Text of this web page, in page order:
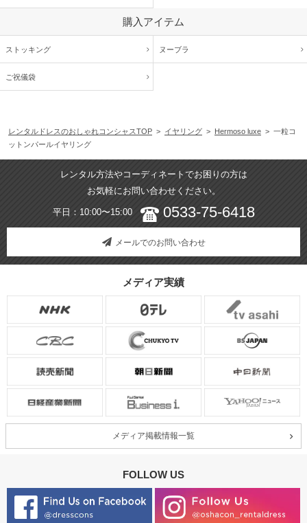
購入アイテム
ストッキング ヌーブラ
ご祝儀袋
レンタルドレスのおしゃれコンシャスTOP > イヤリング > Hermoso luxe > 一粒コ
ットンパールイヤリング
レンタル方法やコーディネートでお困りの方は
お気軽にお問い合わせください。
平日：10:00〜15:00 0533-75-6418
メールでのお問い合わせ
メディア実績
メディア掲載情報一覧
FOLLOW US